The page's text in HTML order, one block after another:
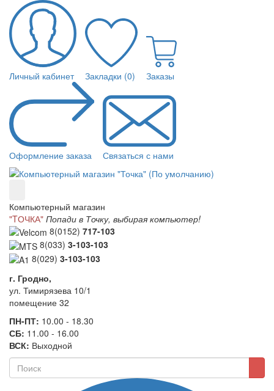
Личный кабинет Закладки (0) Заказы
Оформление заказа Связаться с нами
Компьютерный магазин
"TОЧКА" Попади в Точку, выбирая компьютер!
8(0152) 717-103
8(033) 3-103-103
8(029) 3-103-103
г. Гродно,
ул. Тимирязева 10/1
помещение 32
ПН-ПТ: 10.00 - 18.30
СБ: 11.00 - 16.00
ВСК: Выходной